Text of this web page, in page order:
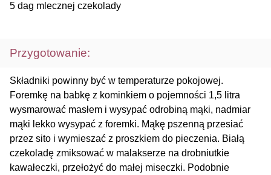
5 dag mlecznej czekolady
Przygotowanie:
Składniki powinny być w temperaturze pokojowej.
Foremkę na babkę z kominkiem o pojemności 1,5 litra
wysmarować masłem i wysypać odrobiną mąki, nadmiar
mąki lekko wysypać z foremki. Mąkę pszenną przesiać
przez sito i wymieszać z proszkiem do pieczenia. Białą
czekoladę zmiksować w malakserze na drobniutkie
kawałeczki, przełożyć do małej miseczki. Podobnie